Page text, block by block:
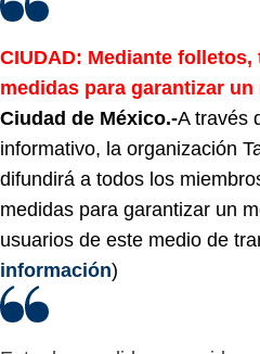
CIUDAD: Mediante
medidas para garantizar
Ciudad de México.-A través
informativo, la organización
difundirá a todos los
medidas para garantizar un
usuarios de este medio de
información)